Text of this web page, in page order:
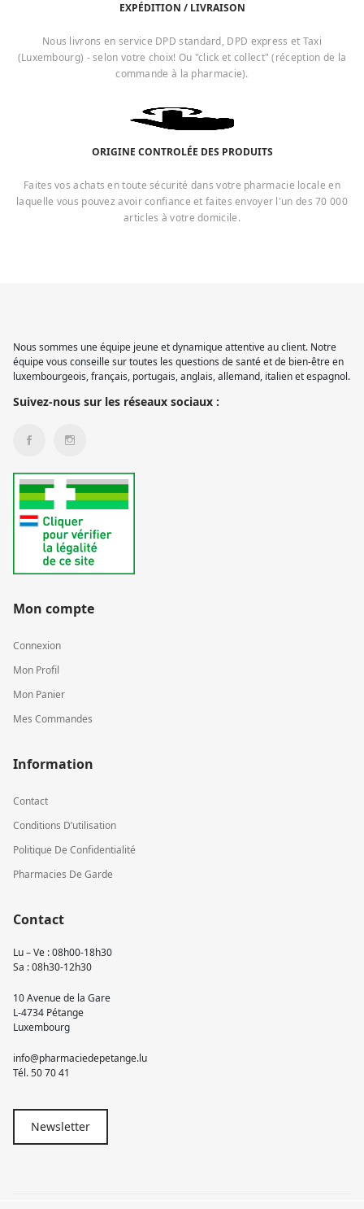
EXPÉDITION / LIVRAISON
Nous livrons en service DPD standard, DPD express et Taxi
(Luxembourg) - selon votre choix! Ou "click et collect" (réception de la
commande à la pharmacie).
ORIGINE CONTROLÉE DES PRODUITS
Faites vos achats en toute sécurité dans votre pharmacie locale en
laquelle vous pouvez avoir confiance et faites envoyer l'un des 70 000
articles à votre domicile.
Nous sommes une équipe jeune et dynamique attentive au client. Notre
équipe vous conseille sur toutes les questions de santé et de bien-être en
luxembourgeois, français, portugais, anglais, allemand, italien et espagnol.
Suivez-nous sur les réseaux sociaux :
Mon compte
Connexion
Mon Profil
Mon Panier
Mes Commandes
Information
Contact
Conditions D’utilisation
Politique De Confidentialité
Pharmacies De Garde
Contact
Lu – Ve : 08h00-18h30
Sa : 08h30-12h30
10 Avenue de la Gare
L-4734 Pétange
Luxembourg
info@pharmaciedepetange.lu
Tél.50 70 41
Newsletter